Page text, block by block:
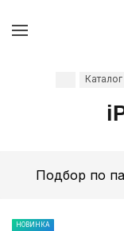
Каталог
Подбор по
НОВИНКА